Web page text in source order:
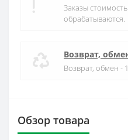
Заказы
обрабатываются.
Возврат,
Возврат, обмен -
Обзор товара